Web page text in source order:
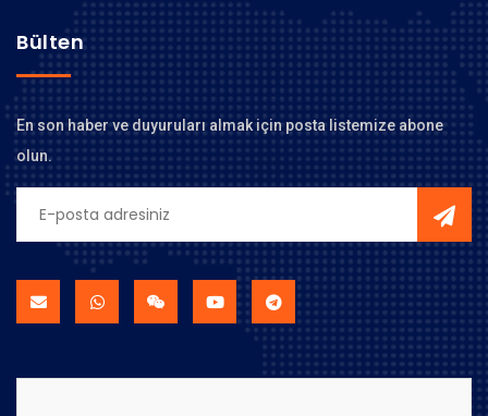
Bülten
En son haber ve duyuruları almak için posta listemize abone
olun.